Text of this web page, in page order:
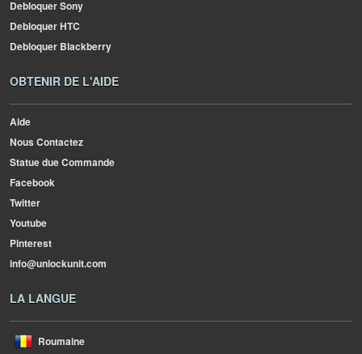
Debloquer Sony
Debloquer HTC
Debloquer Blackberry
OBTENIR DE L'AIDE
Aide
Nous Contactez
Statue due Commande
Facebook
Twitter
Youtube
Pinterest
info@unlockunit.com
LA LANGUE
Roumaine